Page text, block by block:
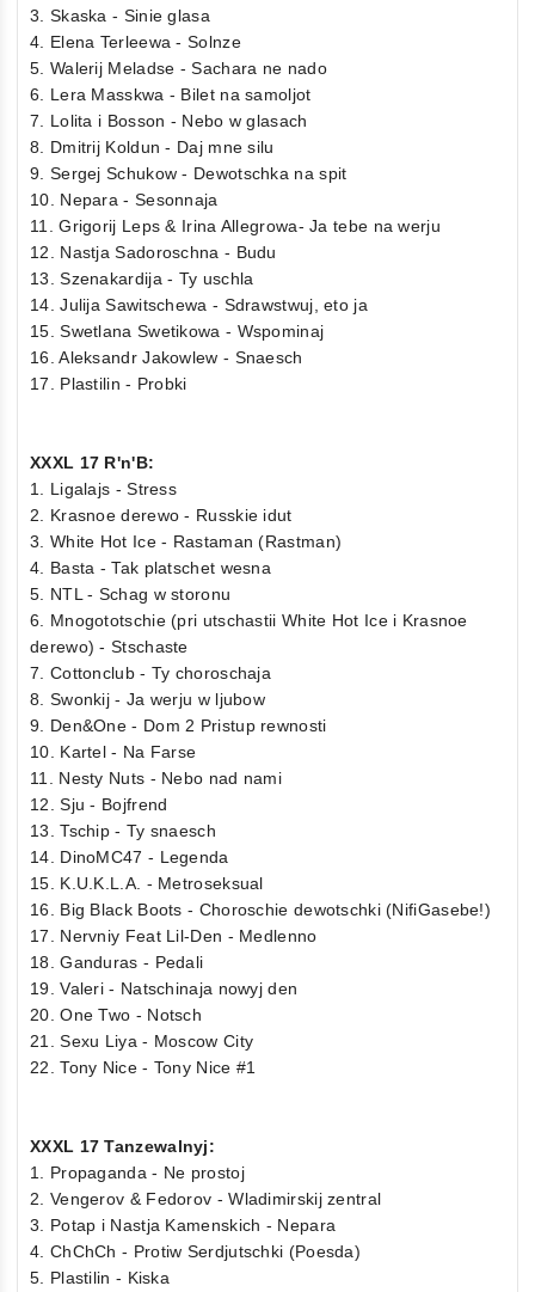
3. Skaska - Sinie glasa
4. Elena Terleewa - Solnze
5. Walerij Meladse - Sachara ne nado
6. Lera Masskwa - Bilet na samoljot
7. Lolita i Bosson - Nebo w glasach
8. Dmitrij Koldun - Daj mne silu
9. Sergej Schukow - Dewotschka na spit
10. Nepara - Sesonnaja
11. Grigorij Leps & Irina Allegrowa- Ja tebe na werju
12. Nastja Sadoroschna - Budu
13. Szenakardija - Ty uschla
14. Julija Sawitschewa - Sdrawstwuj, eto ja
15. Swetlana Swetikowa - Wspominaj
16. Aleksandr Jakowlew - Snaesch
17. Plastilin - Probki
XXXL 17 R'n'B:
1. Ligalajs - Stress
2. Krasnoe derewo - Russkie idut
3. White Hot Ice - Rastaman (Rastman)
4. Basta - Tak platschet wesna
5. NTL - Schag w storonu
6. Mnogototschie (pri utschastii White Hot Ice i Krasnoe
derewo) - Stschaste
7. Cottonclub - Ty choroschaja
8. Swonkij - Ja werju w ljubow
9. Den&One - Dom 2 Pristup rewnosti
10. Kartel - Na Farse
11. Nesty Nuts - Nebo nad nami
12. Sju - Bojfrend
13. Tschip - Ty snaesch
14. DinoMC47 - Legenda
15. K.U.K.L.A. - Metroseksual
16. Big Black Boots - Choroschie dewotschki (NifiGasebe!)
17. Nervniy Feat Lil-Den - Medlenno
18. Ganduras - Pedali
19. Valeri - Natschinaja nowyj den
20. One Two - Notsch
21. Sexu Liya - Moscow City
22. Tony Nice - Tony Nice #1
XXXL 17 Tanzewalnyj:
1. Propaganda - Ne prostoj
2. Vengerov & Fedorov - Wladimirskij zentral
3. Potap i Nastja Kamenskich - Nepara
4. ChChCh - Protiw Serdjutschki (Poesda)
5. Plastilin - Kiska